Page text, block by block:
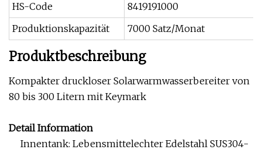
HS-Code
8419191000
Produktionskapazität
7000 Satz/Monat
Produktbeschreibung
Kompakter druckloser Solarwarmwasserbereiter von
80 bis 300 Litern mit Keymark
Detail Information
Innentank: Lebensmittelechter Edelstahl SUS304-